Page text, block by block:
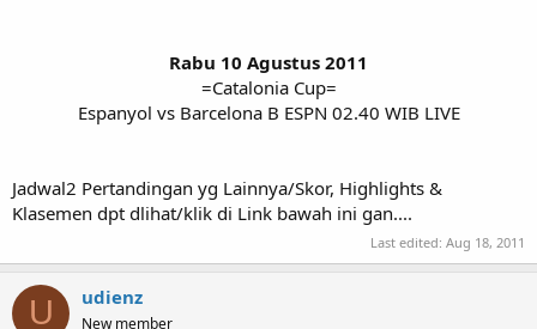
Rabu 10 Agustus 2011
=Catalonia Cup=
Espanyol vs Barcelona B ESPN 02.40 WIB LIVE​
Jadwal2 Pertandingan yg Lainnya/Skor, Highlights &
Klasemen dpt dlihat/klik di Link bawah ini gan....
Last edited: Aug 18, 2011
U udienz
New member